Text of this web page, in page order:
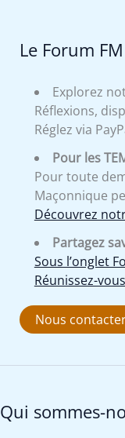
Le Forum FM
Explorez
Réflexions,
Réglez via
Pour les
Pour toute
Maçonnique
Découvrez
Partagez
Sous l’onglet
Réunissez-
Nous
Qui sommes-